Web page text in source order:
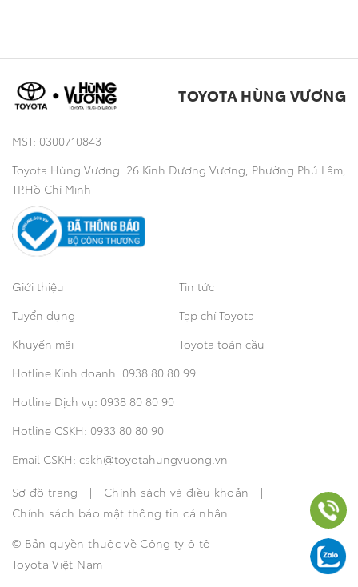
Công nghệ TOYOTA HÙNG VƯƠNG
MST: 0300710843
Toyota Hùng Vương: 26 Kinh Dương Vương, Phường Phú Lâm,
TP.Hồ Chí Minh
Giới thiệu
Tuyển dụng
Khuyến mãi
Tin tức
Tạp chí Toyota
Toyota toàn cầu
Hotline Kinh doanh: 0938 80 80 99
Hotline Dịch vụ: 0938 80 80 90
Hotline CSKH: 0933 80 80 90
Email CSKH: cskh@toyotahungvuong.vn
Sơ đồ trang | Chính sách và điều khoản
|
Chính sách bảo mật thông tin cá nhân
© Bản quyền thuộc về Công ty ô tô
Toyota Việt Nam
Hotline Kinh doanh: 0938808099
Hotline Dịch vụ: 0938808090